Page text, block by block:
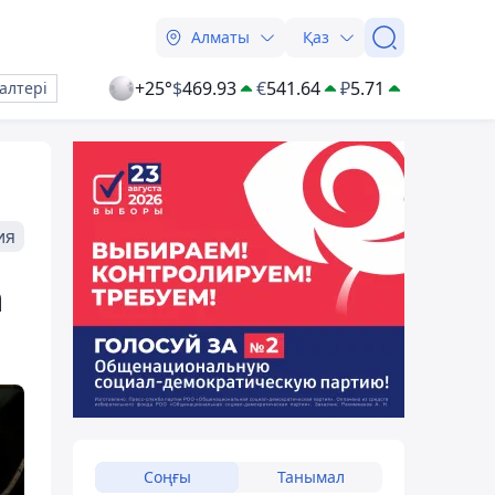
Алматы Қаз
+25°$469.93 €541.64 ₽5.71
Соңғы Танымал